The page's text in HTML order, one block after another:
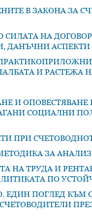
В ЗАКОНА ЗА
НА
ДАНЪЧНИ
И РАСТЕЖА
И
СОЦИАЛНИ
ПРИ
ЗА
НА ТРУДА И
ПО
ЕДИН ПОГЛЕД КЪМ
ПРЕЗ